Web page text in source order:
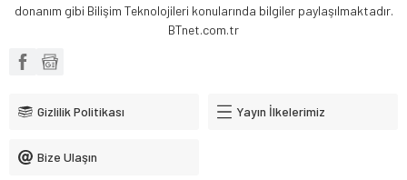
donanım gibi Bilişim Teknolojileri konularında bilgiler paylaşılmaktadır.
BTnet.com.tr
Gizlilik Politikası Yayın İlkelerimiz
Bize Ulaşın